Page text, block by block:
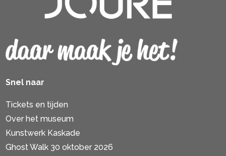
Snel naar
Tickets en tijden
Over het museum
Kunstwerk Kaskade
Ghost Walk 30 oktober 2026